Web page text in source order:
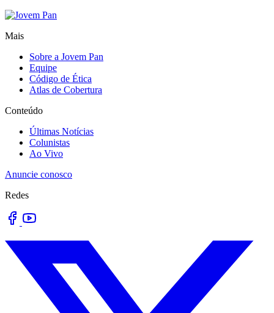
Mais
Sobre a Jovem Pan
Equipe
Código de Ética
Atlas de Cobertura
Conteúdo
Últimas Notícias
Colunistas
Ao Vivo
Anuncie conosco
Redes